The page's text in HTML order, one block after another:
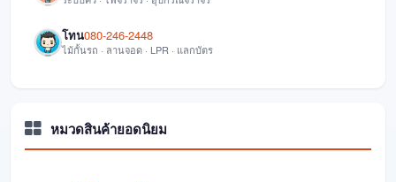
โทน080-246-2448
ไม้กั้นรถ · ลานจอด · LPR · แลกบัตร
หมวดสินค้ายอดนิยม